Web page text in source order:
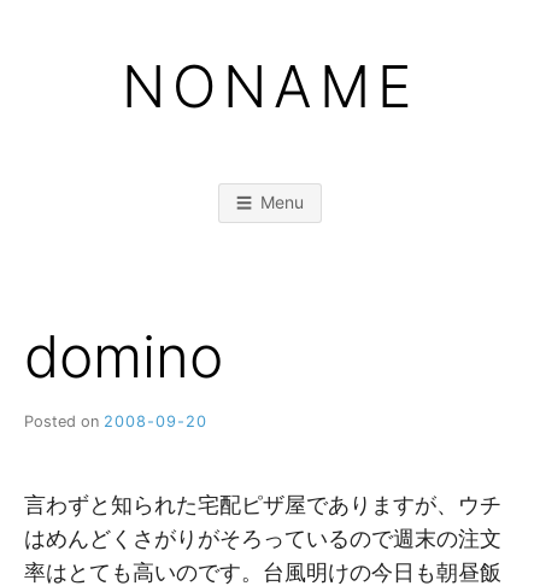
NONAME
Menu
domino
Posted on 2008-09-20
M
言わずと知られた宅配ピザ屋でありますが、ウチ
はめんどくさがりがそろっているので週末の注文
率はとても高いのです。台風明けの今日も朝昼飯